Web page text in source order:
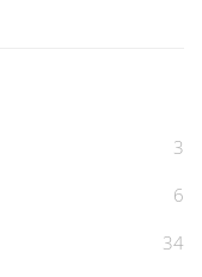
3
6
34